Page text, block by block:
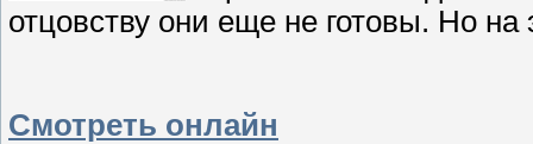
отцовству они еще не готовы. Но
Смотреть онлайн